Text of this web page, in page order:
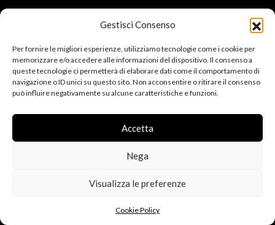
Gestisci Consenso
Per fornire le migliori esperienze, utilizziamo tecnologie come i cookie per
memorizzare e/o accedere alle informazioni del dispositivo. Il consenso a
queste tecnologie ci permetterà di elaborare dati come il comportamento di
navigazione o ID unici su questo sito. Non acconsentire o ritirare il consenso
può influire negativamente su alcune caratteristiche e funzioni.
Accetta
Nega
Visualizza le preferenze
Cookie Policy
INTERVIEWS
SMART ONES
PRIVACY POLICY
COOKIE POLICY
ACCONSENTO AL TRATTAMENTO DEI MIEI DATI PERSONALI PER
(UE) 2016/679 (GDPR). DICHIARO DI AVER LETTO